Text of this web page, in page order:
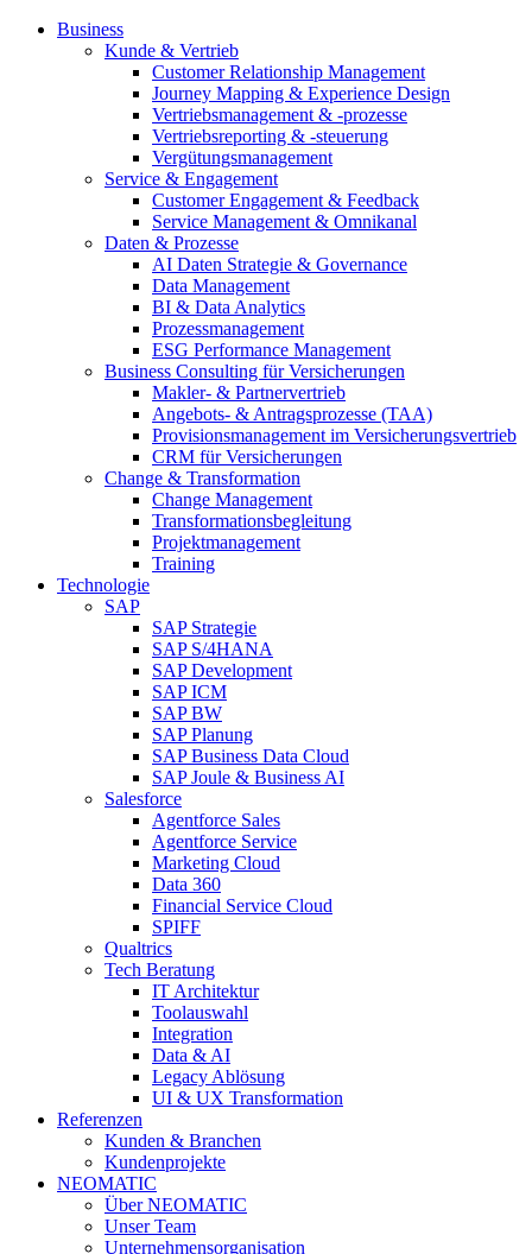
Business
Kunde & Vertrieb
Customer Relationship Management
Journey Mapping & Experience Design
Vertriebsmanagement & -prozesse
Vertriebsreporting & -steuerung
Vergütungsmanagement
Service & Engagement
Customer Engagement & Feedback
Service Management & Omnikanal
Daten & Prozesse
AI Daten Strategie & Governance
Data Management
BI & Data Analytics
Prozessmanagement
ESG Performance Management
Business Consulting für Versicherungen
Makler- & Partnervertrieb
Angebots- & Antragsprozesse (TAA)
Provisionsmanagement im Versicherungsvertrieb
CRM für Versicherungen
Change & Transformation
Change Management
Transformationsbegleitung
Projektmanagement
Training
Technologie
SAP
SAP Strategie
SAP S/4HANA
SAP Development
SAP ICM
SAP BW
SAP Planung
SAP Business Data Cloud
SAP Joule & Business AI
Salesforce
Agentforce Sales
Agentforce Service
Marketing Cloud
Data 360
Financial Service Cloud
SPIFF
Qualtrics
Tech Beratung
IT Architektur
Toolauswahl
Integration
Data & AI
Legacy Ablösung
UI & UX Transformation
Referenzen
Kunden & Branchen
Kundenprojekte
NEOMATIC
Über NEOMATIC
Unser Team
Unternehmensorganisation